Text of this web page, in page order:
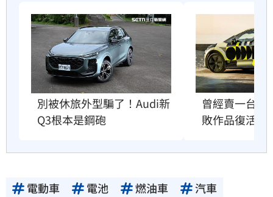
別被休旅外型騙了！Audi新
Q3根本是鋼砲
曾經賣一台賠
敗作品復活
電動車 電池 燃油車
汽車